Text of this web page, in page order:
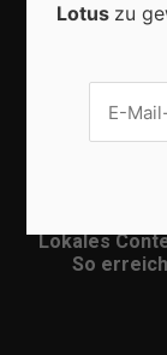
Lokale
Lokales
So
Lotus zu